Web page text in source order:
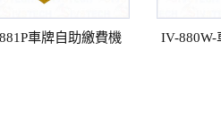
車牌自助繳費機
IV-880W-